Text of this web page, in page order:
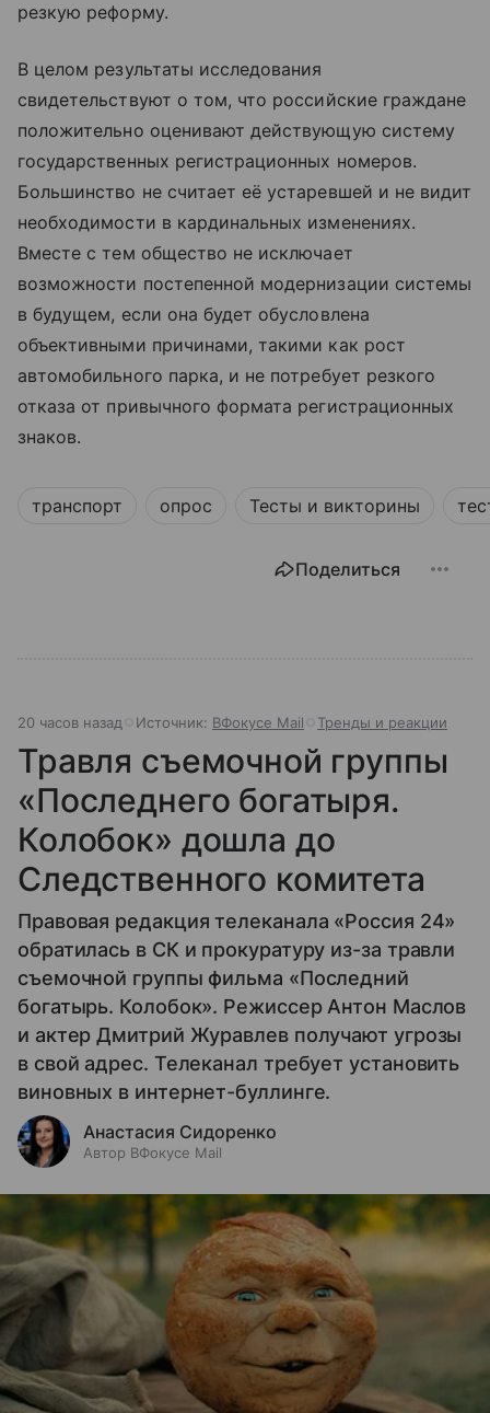
резкую реформу.
В целом результаты исследования
свидетельствуют о том, что российские граждане
положительно оценивают действующую систему
государственных регистрационных номеров.
Большинство не считает её устаревшей и не видит
необходимости в кардинальных изменениях.
Вместе с тем общество не исключает
возможности постепенной модернизации системы
в будущем, если она будет обусловлена
объективными причинами, такими как рост
автомобильного парка, и не потребует резкого
отказа от привычного формата регистрационных
знаков.
транспорт опрос Тесты и викторины
Поделиться
20 часов назад Источник: ВФокусе Mail Тренды и реакции
Травля съемочной группы
«Последнего богатыря.
Колобок» дошла до
Следственного комитета
Правовая редакция телеканала «Россия 24»
обратилась в СК и прокуратуру из-за травли
съемочной группы фильма «Последний
богатырь. Колобок». Режиссер Антон Маслов
и актер Дмитрий Журавлев получают угрозы
в свой адрес. Телеканал требует установить
виновных в интернет-буллинге.
Анастасия Сидоренко
Автор ВФокусе Mail